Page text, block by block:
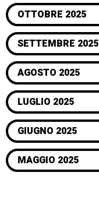
OTTOBRE 2025
SETTEMBRE 2025
AGOSTO 2025
LUGLIO 2025
GIUGNO 2025
MAGGIO 2025